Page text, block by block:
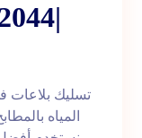
تسليك
المياه